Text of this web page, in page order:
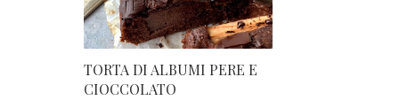
TORTA DI ALBUMI PERE E
CIOCCOLATO